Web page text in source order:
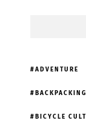
ADVENTURE
BACKPACKING
BICYCLE